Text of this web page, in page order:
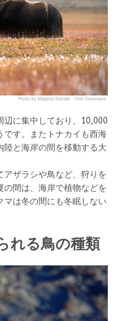
辺に集中しており、10,000
です。またトナカイも西海
陸と海岸の間を移動する大
ザラシや鳥など、狩りを
間は、海岸で植物などを
は冬の間にも冬眠しない
れる鳥の種類